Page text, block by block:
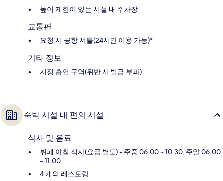
높이 제한이 있는 시설 내 주차장
교통편
요청 시 공항 셔틀(24시간 이용 가능)*
기타 정보
지정 흡연 구역(위반 시 벌금 부과)
숙박 시설 내 편의 시설
식사 및 음료
뷔페 아침 식사(요금 별도) - 주중 06:00 ~ 10:30, 주말 06:00
~ 11:00
4 개의 레스토랑